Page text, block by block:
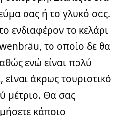
σας ή το γλυκό σας.
ενδιαφέρον το κελάρι
το οποίο δε θα
ενώ είναι πολύ
άκρως τουριστικό
μέτριο. Θα σας
κάποιο